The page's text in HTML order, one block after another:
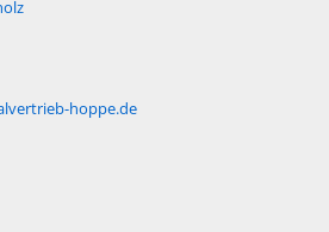
hoppe.de